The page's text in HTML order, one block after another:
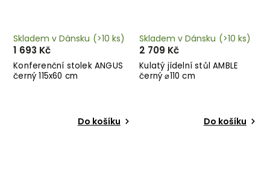
Konferenční stolek ANGUS
černý 115x60 cm
Skladem v Dánsku (>10 ks)
1 693 Kč
Do košíku
Kulatý jídelní stůl AMBLE
černý ⌀110 cm
Skladem v Dánsku (>10 ks)
2 709 Kč
Do košíku